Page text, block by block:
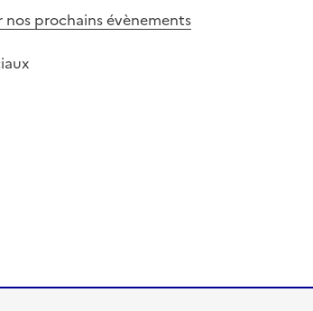
nos prochains évènements